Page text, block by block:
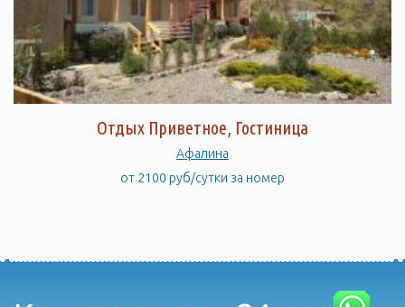
Отдых Приветное, Гостиница
Афалина
от 2100 руб/сутки за номер